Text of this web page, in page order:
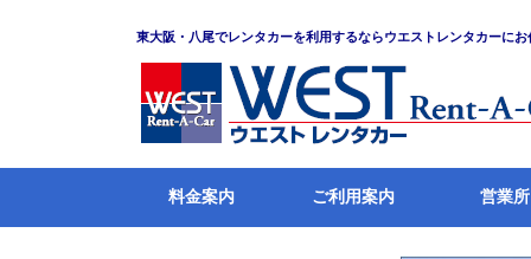
東大阪・八尾でレンタカーを利用するならウエストレンタカーに
料金案内 ご利用案内 営業所